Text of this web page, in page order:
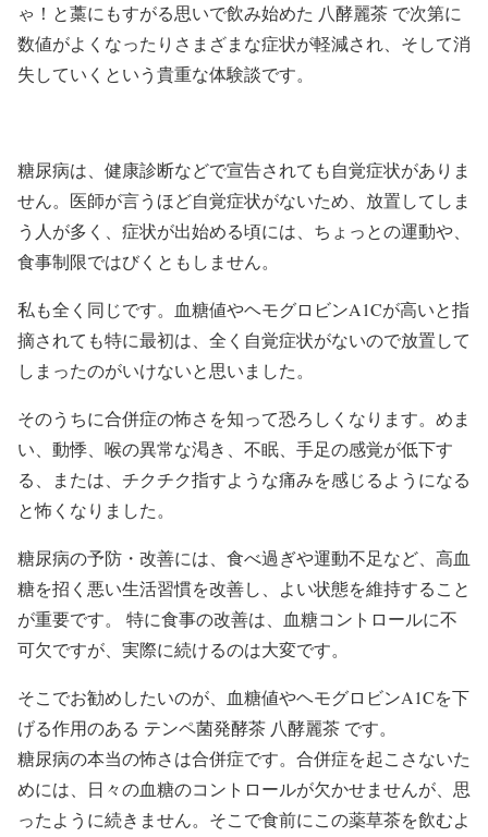
ゃ！と藁にもすがる思いで飲み始めた 八酵麗茶 で次第に
数値がよくなったりさまざまな症状が軽減され、そして消
失していくという貴重な体験談です。
糖尿病は、健康診断などで宣告されても自覚症状がありま
せん。医師が言うほど自覚症状がないため、放置してしま
う人が多く、症状が出始める頃には、ちょっとの運動や、
食事制限ではびくともしません。
私も全く同じです。血糖値やヘモグロビンA1Cが高いと指
摘されても特に最初は、全く自覚症状がないので放置して
しまったのがいけないと思いました。
そのうちに合併症の怖さを知って恐ろしくなります。めま
い、動悸、喉の異常な渇き、不眠、手足の感覚が低下す
る、または、チクチク指すような痛みを感じるようになる
と怖くなりました。
糖尿病の予防・改善には、食べ過ぎや運動不足など、高血
糖を招く悪い生活習慣を改善し、よい状態を維持すること
が重要です。 特に食事の改善は、血糖コントロールに不
可欠ですが、実際に続けるのは大変です。
そこでお勧めしたいのが、血糖値やヘモグロビンA1Cを下
げる作用のある テンペ菌発酵茶 八酵麗茶 です。
糖尿病の本当の怖さは合併症です。合併症を起こさないた
めには、日々の血糖のコントロールが欠かせませんが、思
ったように続きません。そこで食前にこの薬草茶を飲むよ